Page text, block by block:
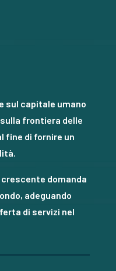
sul capitale umano
frontiera delle
fine di fornire un
domanda
adeguando
di servizi nel